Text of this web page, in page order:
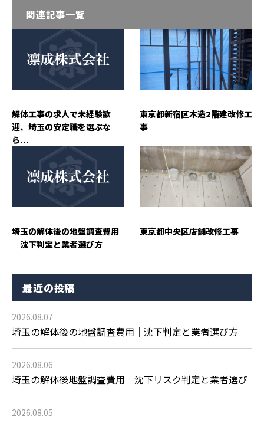
関連記事一覧
解体工事の求人で未経験歓
迎、埼玉の安定職を選ぶな
ら...
東京都新宿区木造2階建改修工
事
埼玉の解体後の地盤調査費用
｜沈下判定と業者選び方
東京都中央区店舗改修工事
最近の投稿
2026.08.07
埼玉の解体後の地盤調査費用｜沈下判定と業者選び方
2026.08.06
埼玉の解体後地盤調査費用｜沈下リスク判定と業者選び
2026.08.05